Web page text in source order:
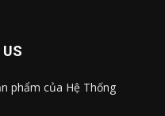
phẩm của Hệ Thống